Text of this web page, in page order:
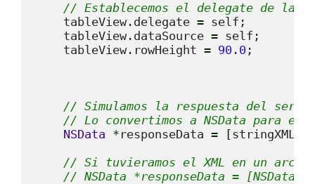
// Establecemos el delegate de la
    tableView.delegate
= self;
    tableView.dataSource
= self;
    tableView.rowHeight
= 90.0 ;
// Simulamos la respuesta del
// Lo convertimos a NSData para
NSData * responseData = [stringXML
// Si tuvieramos el XML en un
// NSData *responseData = [NSData